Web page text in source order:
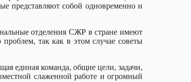
представляют собой одновременно и
отделения СЖР в стране имеют
так как в этом случае советы
единая команда, общие цели, задачи,
слаженной работе и огромный